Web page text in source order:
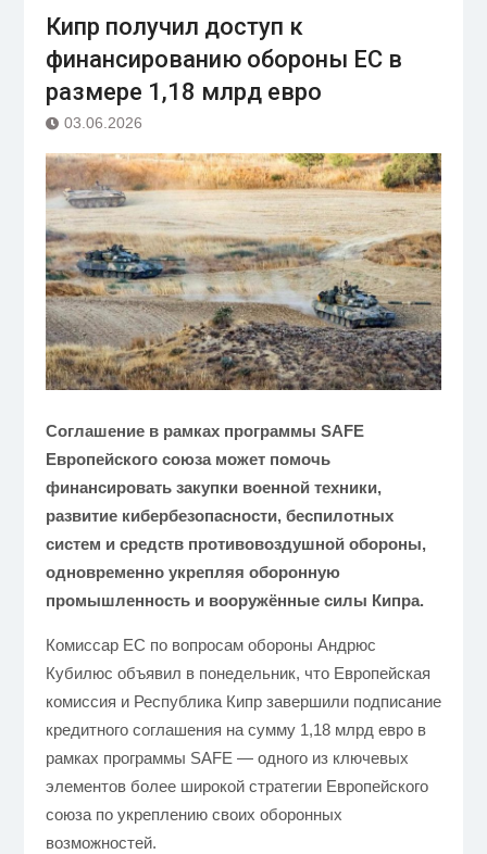
Кипр получил доступ к
финансированию обороны ЕС в
размере 1,18 млрд евро
03.06.2026
Соглашение в рамках программы SAFE
Европейского союза может помочь
финансировать закупки военной техники,
развитие кибербезопасности, беспилотных
систем и средств противовоздушной обороны,
одновременно укрепляя оборонную
промышленность и вооружённые силы Кипра.
Комиссар ЕС по вопросам обороны Андрюс
Кубилюс объявил в понедельник, что Европейская
комиссия и Республика Кипр завершили подписание
кредитного соглашения на сумму 1,18 млрд евро в
рамках программы SAFE — одного из ключевых
элементов более широкой стратегии Европейского
союза по укреплению своих оборонных
возможностей.